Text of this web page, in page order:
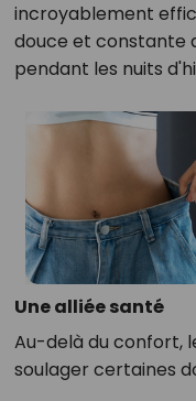
incroyablement
douce et constante
pendant les nuits
Une alliée santé
Au-delà du confort,
soulager certaines